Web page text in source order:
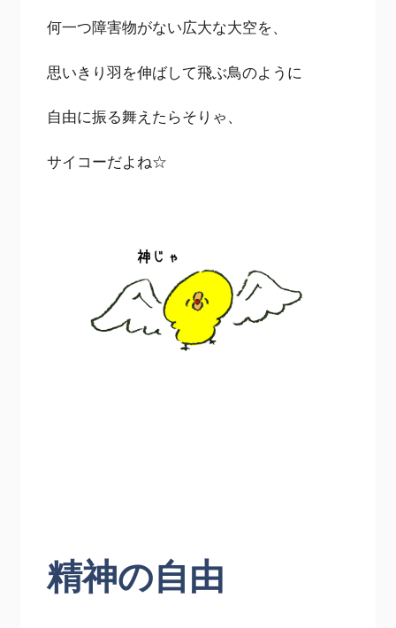
何一つ障害物がない広大な大空を、
思いきり羽を伸ばして飛ぶ鳥のように
自由に振る舞えたらそりゃ、
サイコーだよね☆
精神の自由